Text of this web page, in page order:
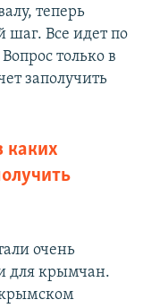
теперь
шаг. Все идет по
только в
заполучить
каких
очень
для крымчан.
крымском